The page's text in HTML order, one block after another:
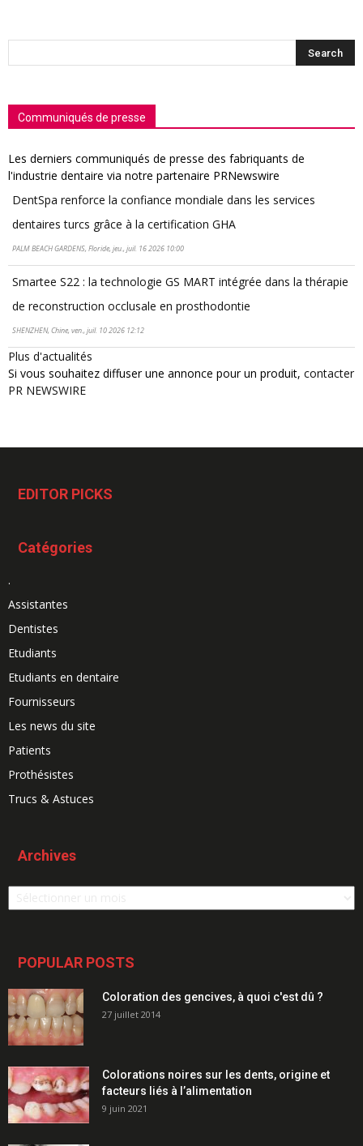
Communiqués de presse
Les derniers communiqués de presse des fabriquants de
l'industrie dentaire via notre partenaire PRNewswire
DentSpa renforce la confiance mondiale dans les services
dentaires turcs grâce à la certification GHA
PALM BEACH GARDENS, Floride, jeu., juil. 16 2026 10:00
Smartee S22 : la technologie GS MART intégrée dans la thérapie
de reconstruction occlusale en prosthodontie
SHENZHEN, Chine, ven., juil. 10 2026 12:12
Plus d'actualités
Si vous souhaitez diffuser une annonce pour un produit, contacter
PR NEWSWIRE
EDITOR PICKS
Catégories
.
Assistantes
Dentistes
Etudiants
Etudiants en dentaire
Fournisseurs
Les news du site
Patients
Prothésistes
Trucs & Astuces
Archives
Archives
POPULAR POSTS
Coloration des gencives, à quoi c'est dû ?
27 juillet 2014
Colorations noires sur les dents, origine et
facteurs liés à l’alimentation
9 juin 2021